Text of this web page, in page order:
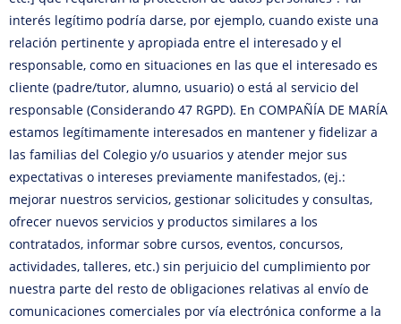
interés legítimo podría darse, por ejemplo, cuando existe una
relación pertinente y apropiada entre el interesado y el
responsable, como en situaciones en las que el interesado es
cliente (padre/tutor, alumno, usuario) o está al servicio del
responsable (Considerando 47 RGPD). En COMPAÑÍA DE MARÍA
estamos legítimamente interesados en mantener y fidelizar a
las familias del Colegio y/o usuarios y atender mejor sus
expectativas o intereses previamente manifestados, (ej.:
mejorar nuestros servicios, gestionar solicitudes y consultas,
ofrecer nuevos servicios y productos similares a los
contratados, informar sobre cursos, eventos, concursos,
actividades, talleres, etc.) sin perjuicio del cumplimiento por
nuestra parte del resto de obligaciones relativas al envío de
comunicaciones comerciales por vía electrónica conforme a la